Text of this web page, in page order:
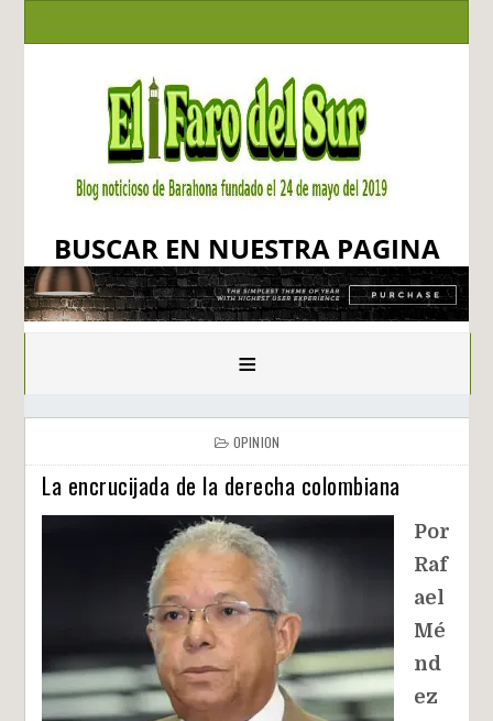
BUSCAR EN NUESTRA PAGINA
≡
OPINION
La encrucijada de la derecha colombiana
Por
Raf
ael
Mé
nd
ez